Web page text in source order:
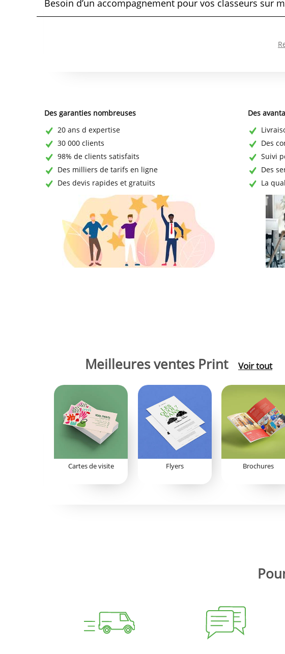
Besoin d’un accompagnement pour vos classeurs sur
Des garanties nombreuses
20 ans d expertise
30 000 clients
98% de clients satisfaits
Des milliers de tarifs en ligne
Des devis rapides et gratuits
Des
Des
Suivi
Des
La
Meilleures ventes Print Voir tout
Cartes de visite Flyers Brochures